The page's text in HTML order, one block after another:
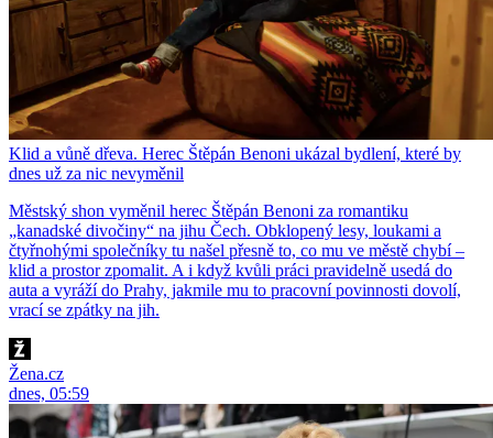
Klid a vůně dřeva. Herec Štěpán Benoni ukázal bydlení, které by
dnes už za nic nevyměnil
Městský shon vyměnil herec Štěpán Benoni za romantiku
„kanadské divočiny“ na jihu Čech. Obklopený lesy, loukami a
čtyřnohými společníky tu našel přesně to, co mu ve městě chybí –
klid a prostor zpomalit. A i když kvůli práci pravidelně usedá do
auta a vyráží do Prahy, jakmile mu to pracovní povinnosti dovolí,
vrací se zpátky na jih.
Žena.cz
dnes, 05:59